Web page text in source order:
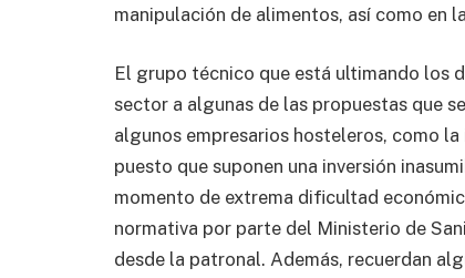
manipulación de alimentos, así como en
El grupo técnico que está ultimando los
sector a algunas de las propuestas que
algunos empresarios hosteleros, como
puesto que suponen una inversión
momento de extrema dificultad
normativa por parte del Ministerio de
desde la patronal. Además, recuerdan